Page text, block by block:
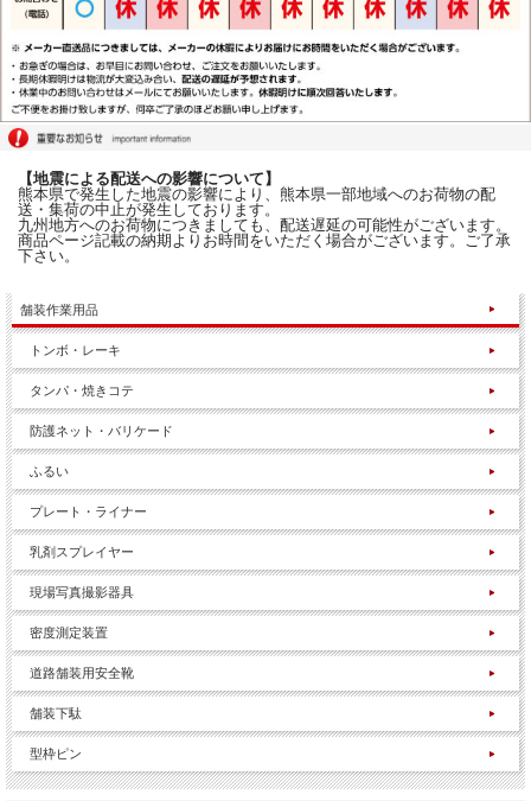
【地震による配送への影響について】
熊本県で発生した地震の影響により、熊本県一部地域へのお荷物の配
送・集荷の中止が発生しております。
九州地方へのお荷物につきましても、配送遅延の可能性がございます。
商品ページ記載の納期よりお時間をいただく場合がございます。ご了承
下さい。
舗装作業用品
トンボ・レーキ
タンパ・焼きコテ
防護ネット・バリケード
ふるい
プレート・ライナー
乳剤スプレイヤー
現場写真撮影器具
密度測定装置
道路舗装用安全靴
舗装下駄
型枠ピン